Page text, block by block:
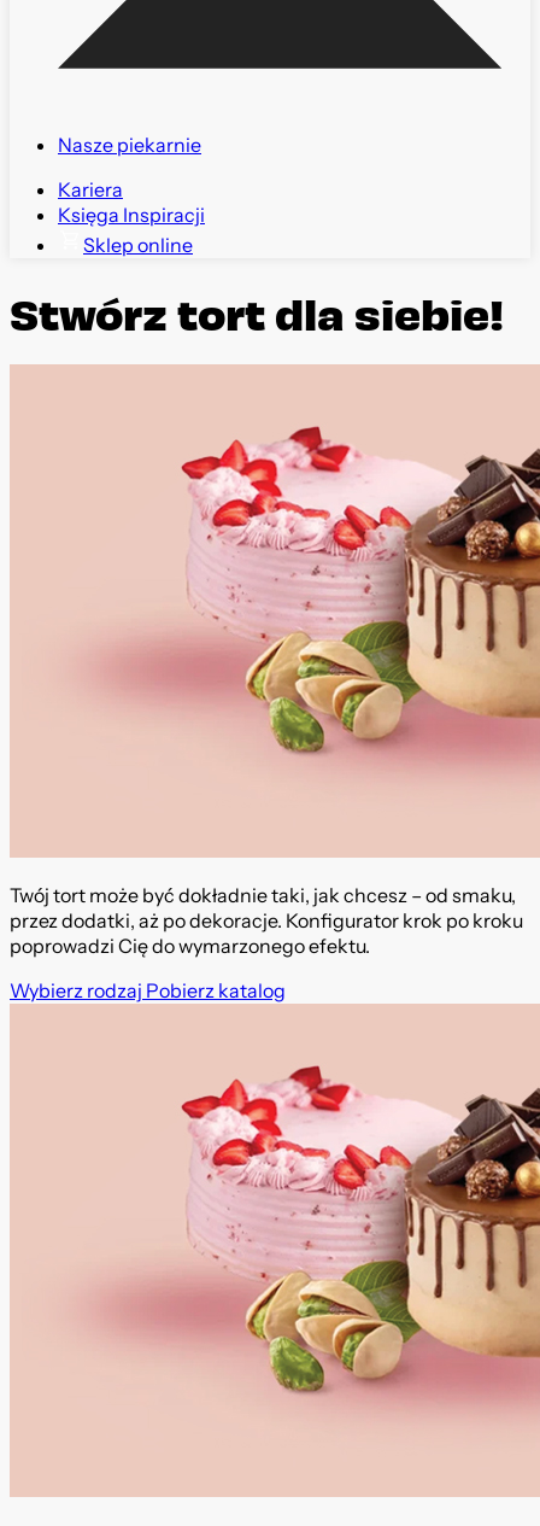
Nasze piekarnie
Kariera
Księga Inspiracji
Sklep online
Stwórz tort dla siebie!
Twój tort może być dokładnie taki, jak chcesz – od smaku,
przez dodatki, aż po dekoracje. Konfigurator krok po kroku
poprowadzi Cię do wymarzonego efektu.
Wybierz rodzaj Pobierz katalog